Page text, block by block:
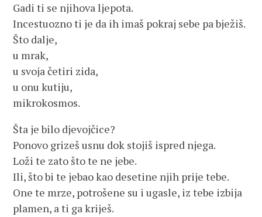
Gadi ti se njihova ljepota.
Incestuozno ti je da ih imaš pokraj sebe pa bježiš.
Što dalje,
u mrak,
u svoja četiri zida,
u onu kutiju,
mikrokosmos.
Šta je bilo djevojčice?
Ponovo grizeš usnu dok stojiš ispred njega.
Loži te zato što te ne jebe.
Ili, što bi te jebao kao desetine njih prije tebe.
One te mrze, potrošene su i ugasle, iz tebe izbija
plamen, a ti ga kriješ.